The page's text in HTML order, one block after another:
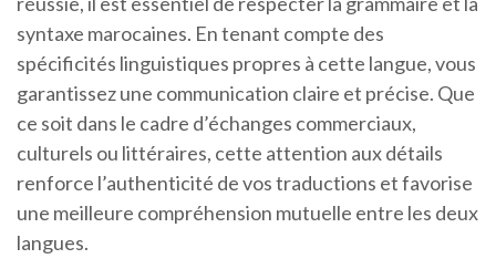
syntaxe marocaines. En tenant compte des
spécificités linguistiques propres à cette langue, vous
garantissez une communication claire et précise. Que
ce soit dans le cadre d’échanges commerciaux,
culturels ou littéraires, cette attention aux détails
renforce l’authenticité de vos traductions et favorise
une meilleure compréhension mutuelle entre les deux
langues.